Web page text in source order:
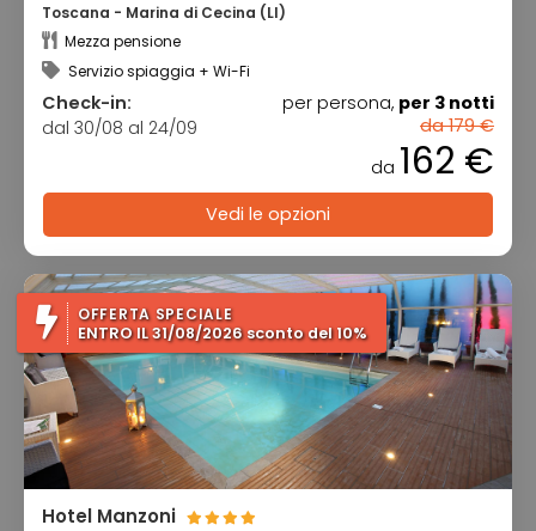
Toscana - Marina di Cecina (LI)
Mezza pensione
Servizio spiaggia + Wi-Fi
Check-in:
dal 30/08 al 24/09
per persona, per 3 notti
da 179 €
da 162 €
Vedi le opzioni
OFFERTA SPECIALE
ENTRO IL 31/08/2026 sconto del 10%
Hotel Manzoni